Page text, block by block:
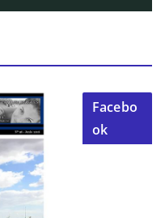
Facebo
ok